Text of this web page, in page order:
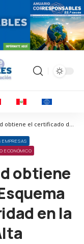
Corresponsables > Noticias > ILUNION Seguridad obtiene el certificado de Esquema Nacional de Seguridad en la categoría Alta
EMPRESAS
ECONÓMICO
obtiene
en la